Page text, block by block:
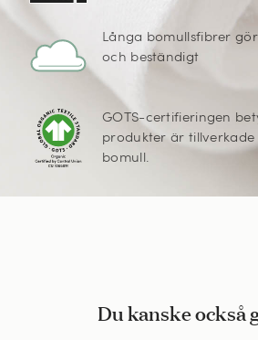
Långa bomullsfibrer
och beständigt
GOTS-certifieringen
produkter är tillverkade
bomull.
Du kanske också